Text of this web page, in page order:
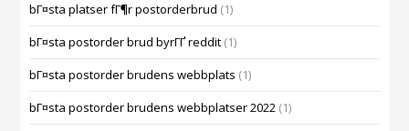
bГ¤sta platser fГ¶r postorderbrud (1)
bГ¤sta postorder brud byrГҐ reddit (1)
bГ¤sta postorder brudens webbplats (1)
bГ¤sta postorder brudens webbplatser 2022 (1)